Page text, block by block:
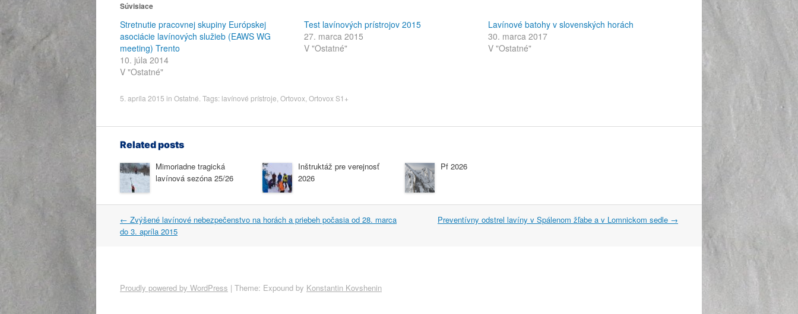
Súvisiace
Stretnutie pracovnej skupiny Európskej
asociácie lavínových služieb (EAWS WG
meeting) Trento
10. júla 2014
V "Ostatné"
Test lavínových prístrojov 2015
27. marca 2015
V "Ostatné"
Lavínové batohy v slovenských horách
30. marca 2017
V "Ostatné"
5. apríla 2015 in Ostatné . Tags: lavínové prístroje Ortovox Ortovox S1+
Related posts
Mimoriadne tragická
lavínová sezóna 25/26
Inštruktáž pre verejnosť
2026
Pf 2026
Post
navigation
← Zvýšené lavínové nebezpečenstvo na horách a priebeh počasia od 28. marca
do 3. apríla 2015
Preventívny odstrel lavíny v Spálenom žľabe a v Lomnickom sedle →
Proudly powered by WordPress | Theme: Expound by Konstantin Kovshenin